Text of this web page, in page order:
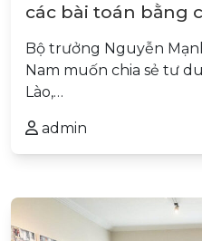
các bài toán bằng
Bộ trưởng Nguyễn
Nam muốn chia sẻ tư
Lào,…
admin